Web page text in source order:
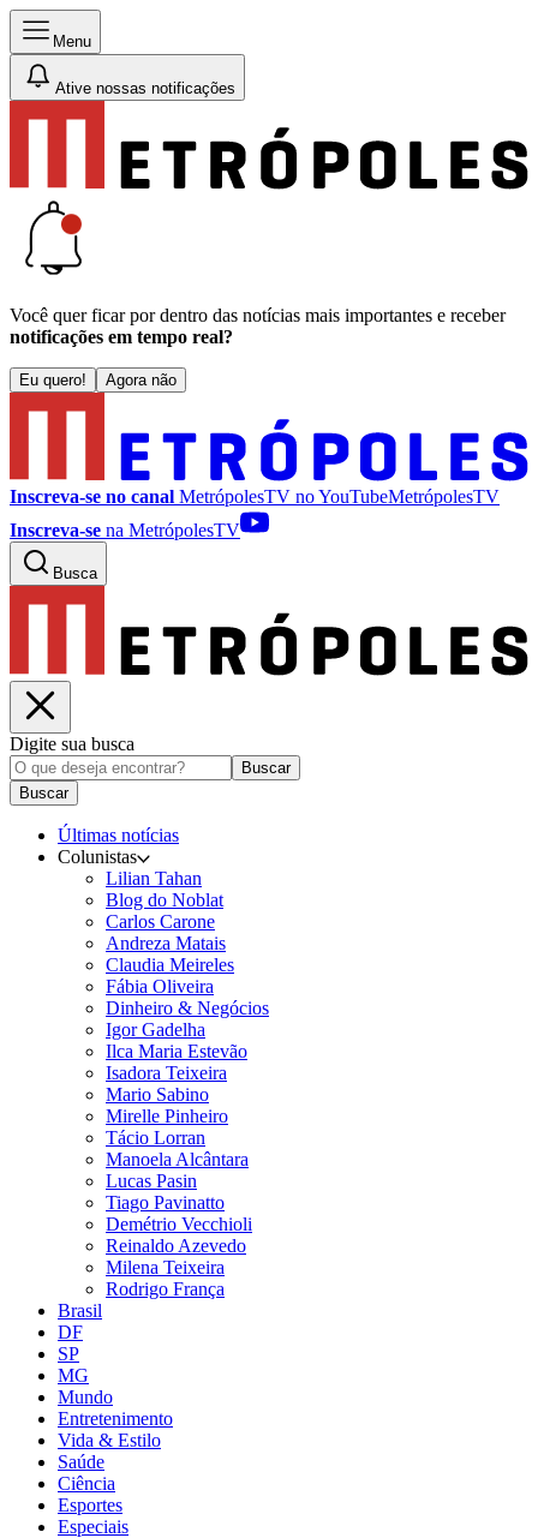
Menu
Ative nossas notificações
Você quer ficar por dentro das notícias mais importantes e receber
notificações em tempo real?
Eu quero! Agora não
Inscreva-se no canal MetrópolesTV noYouTubeMetrópolesTV
Inscreva-se na MetrópolesTV
Busca
Digite sua busca
Buscar
Buscar
Últimas notícias
Colunistas
Lilian Tahan
Blog do Noblat
Carlos Carone
Andreza Matais
Claudia Meireles
Fábia Oliveira
Dinheiro & Negócios
Igor Gadelha
Ilca Maria Estevão
Isadora Teixeira
Mario Sabino
Mirelle Pinheiro
Tácio Lorran
Manoela Alcântara
Lucas Pasin
Tiago Pavinatto
Demétrio Vecchioli
Reinaldo Azevedo
Milena Teixeira
Rodrigo França
Brasil
DF
SP
MG
Mundo
Entretenimento
Vida & Estilo
Saúde
Ciência
Esportes
Especiais